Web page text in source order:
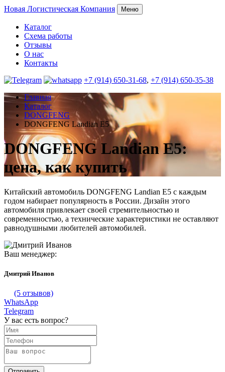
Новая Логистическая Компания Меню
Каталог
Схема работы
Отзывы
О нас
Контакты
+7 (914) 650-31-68, +7 (914) 650-35-38
Главная
Каталог
DONGFENG
DONGFENG Landian E5
DONGFENG Landian E5:
цена, как купить
Китайский автомобиль DONGFENG Landian E5 с каждым
годом набирает популярность в России. Дизайн этого
автомобиля привлекает своей стремительностью и
современностью, а технические характеристики не оставляют
равнодушными любителей автомобилей.
Ваш менеджер:
Дмитрий Иванов
(5 отзывов)
WhatsApp
Telegram
У вас есть вопрос?